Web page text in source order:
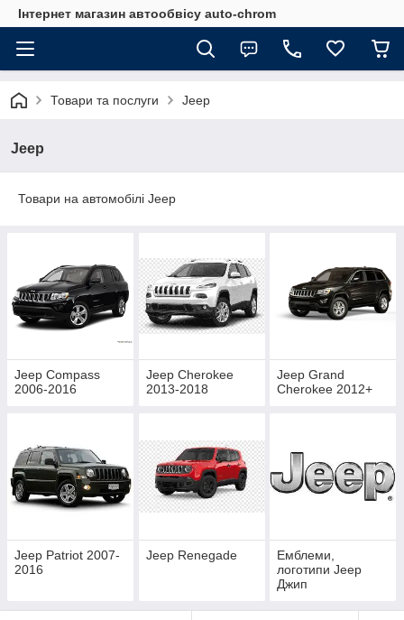
Інтернет магазин автообвісу auto-chrom
Товари та послуги Jeep
Jeep
Товари на автомобілі Jeep
Jeep Compass
2006-2016
Jeep Cherokee
2013-2018
Jeep Grand
Cherokee 2012+
Jeep Patriot 2007-
2016
Jeep Renegade
Емблеми,
логотипи Jeep
Джип